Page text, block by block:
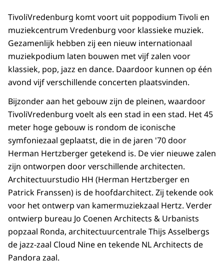
TivoliVredenburg komt voort uit poppodium Tivoli en
muziekcentrum Vredenburg voor klassieke muziek.
Gezamenlijk hebben zij een nieuw internationaal
muziekpodium laten bouwen met vijf zalen voor
klassiek, pop, jazz en dance. Daardoor kunnen op één
avond vijf verschillende concerten plaatsvinden.
Bijzonder aan het gebouw zijn de pleinen, waardoor
TivoliVredenburg voelt als een stad in een stad. Het 45
meter hoge gebouw is rondom de iconische
symfoniezaal geplaatst, die in de jaren '70 door
Herman Hertzberger getekend is. De vier nieuwe zalen
zijn ontworpen door verschillende architecten.
Architectuurstudio HH (Herman Hertzberger en
Patrick Franssen) is de hoofdarchitect. Zij tekende ook
voor het ontwerp van kamermuziekzaal Hertz. Verder
ontwierp bureau Jo Coenen Architects & Urbanists
popzaal Ronda, architectuurcentrale Thijs Asselbergs
de jazz-zaal Cloud Nine en tekende NL Architects de
Pandora zaal.